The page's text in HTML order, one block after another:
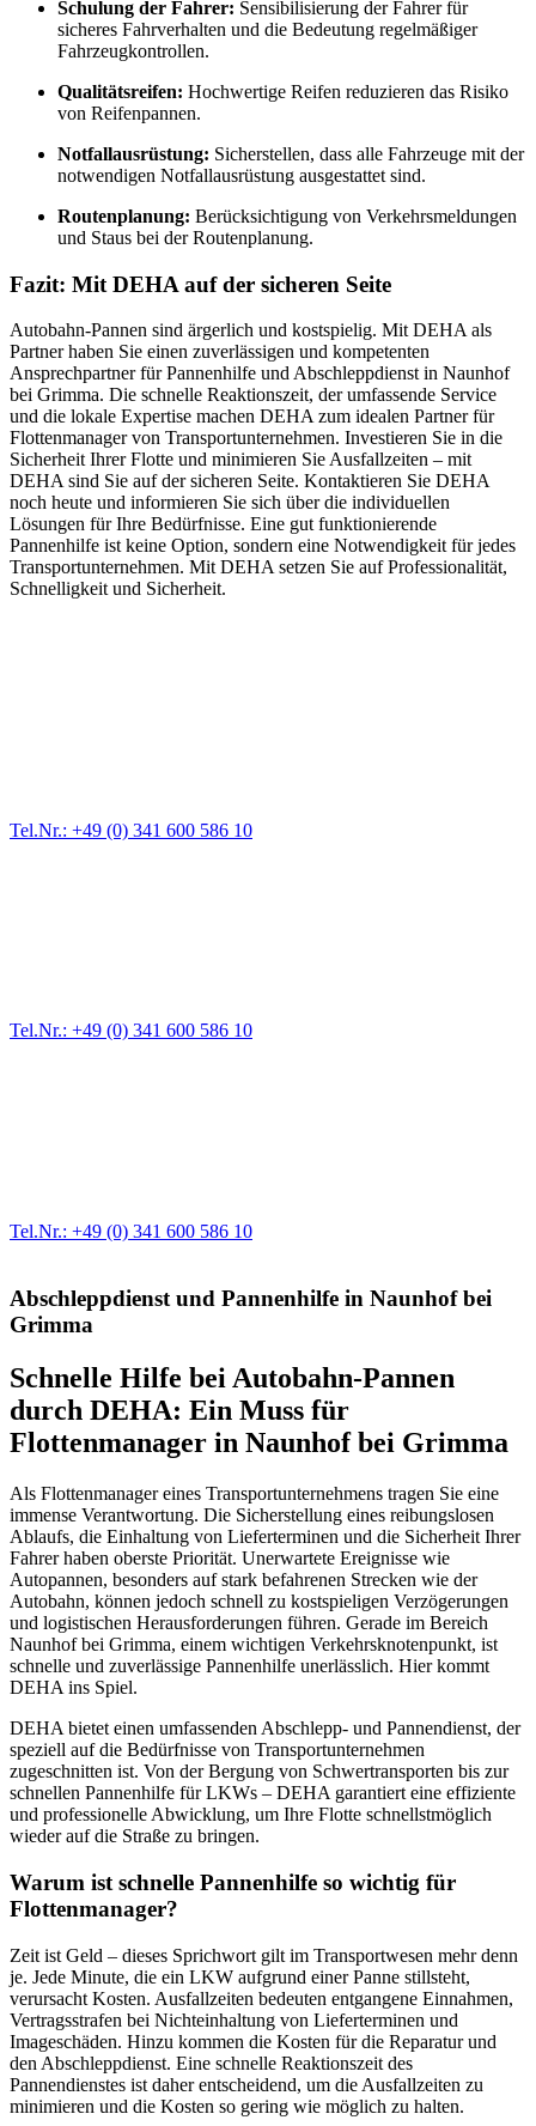
Schulung der Fahrer: Sensibilisierung der Fahrer für
sicheres Fahrverhalten und die Bedeutung regelmäßiger
Fahrzeugkontrollen.
Qualitätsreifen: Hochwertige Reifen reduzieren das Risiko
von Reifenpannen.
Notfallausrüstung: Sicherstellen, dass alle Fahrzeuge mit der
notwendigen Notfallausrüstung ausgestattet sind.
Routenplanung: Berücksichtigung von Verkehrsmeldungen
und Staus bei der Routenplanung.
Fazit: Mit DEHA auf der sicheren Seite
Autobahn-Pannen sind ärgerlich und kostspielig. Mit DEHA als
Partner haben Sie einen zuverlässigen und kompetenten
Ansprechpartner für Pannenhilfe und Abschleppdienst in Naunhof
bei Grimma. Die schnelle Reaktionszeit, der umfassende Service
und die lokale Expertise machen DEHA zum idealen Partner für
Flottenmanager von Transportunternehmen. Investieren Sie in die
Sicherheit Ihrer Flotte und minimieren Sie Ausfallzeiten – mit
DEHA sind Sie auf der sicheren Seite. Kontaktieren Sie DEHA
noch heute und informieren Sie sich über die individuellen
Lösungen für Ihre Bedürfnisse. Eine gut funktionierende
Pannenhilfe ist keine Option, sondern eine Notwendigkeit für jedes
Transportunternehmen. Mit DEHA setzen Sie auf Professionalität,
Schnelligkeit und Sicherheit.
Tel.Nr.: +49 (0) 341 600 586 10
Tel.Nr.: +49 (0) 341 600 586 10
Tel.Nr.: +49 (0) 341 600 586 10
Abschleppdienst und Pannenhilfe in Naunhof bei
Grimma
Schnelle Hilfe bei Autobahn-Pannen
durch DEHA: Ein Muss für
Flottenmanager in Naunhof bei Grimma
Als Flottenmanager eines Transportunternehmens tragen Sie eine
immense Verantwortung. Die Sicherstellung eines reibungslosen
Ablaufs, die Einhaltung von Lieferterminen und die Sicherheit Ihrer
Fahrer haben oberste Priorität. Unerwartete Ereignisse wie
Autopannen, besonders auf stark befahrenen Strecken wie der
Autobahn, können jedoch schnell zu kostspieligen Verzögerungen
und logistischen Herausforderungen führen. Gerade im Bereich
Naunhof bei Grimma, einem wichtigen Verkehrsknotenpunkt, ist
schnelle und zuverlässige Pannenhilfe unerlässlich. Hier kommt
DEHA ins Spiel.
DEHA bietet einen umfassenden Abschlepp- und Pannendienst, der
speziell auf die Bedürfnisse von Transportunternehmen
zugeschnitten ist. Von der Bergung von Schwertransporten bis zur
schnellen Pannenhilfe für LKWs – DEHA garantiert eine effiziente
und professionelle Abwicklung, um Ihre Flotte schnellstmöglich
wieder auf die Straße zu bringen.
Warum ist schnelle Pannenhilfe so wichtig für
Flottenmanager?
Zeit ist Geld – dieses Sprichwort gilt im Transportwesen mehr denn
je. Jede Minute, die ein LKW aufgrund einer Panne stillsteht,
verursacht Kosten. Ausfallzeiten bedeuten entgangene Einnahmen,
Vertragsstrafen bei Nichteinhaltung von Lieferterminen und
Imageschäden. Hinzu kommen die Kosten für die Reparatur und
den Abschleppdienst. Eine schnelle Reaktionszeit des
Pannendienstes ist daher entscheidend, um die Ausfallzeiten zu
minimieren und die Kosten so gering wie möglich zu halten.